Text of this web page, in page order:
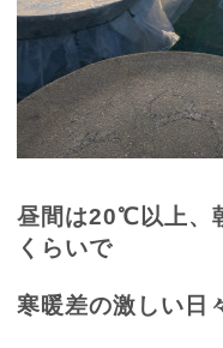
昼間は20℃以上、
くらいで
寒暖差の激しい日